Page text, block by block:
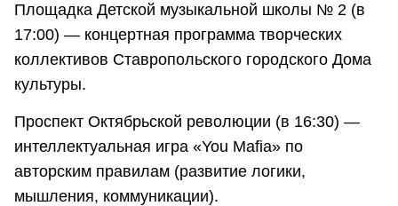
Площадка Детской музыкальной школы № 2 (в
17:00) — концертная программа творческих
коллективов Ставропольского городского Дома
культуры.
Проспект Октябрьской революции (в 16:30) —
интеллектуальная игра «You Mafia» по
авторским правилам (развитие логики,
мышления, коммуникации).